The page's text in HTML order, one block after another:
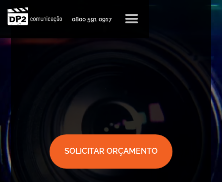
0800 591 0917
SOLICITAR ORÇAMENTO